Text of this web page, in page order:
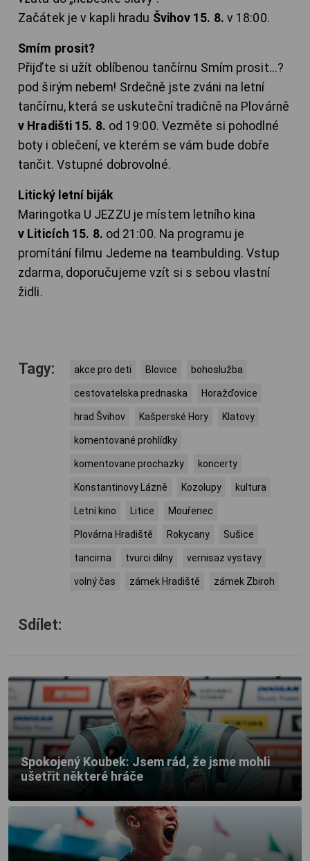
Začátek je v kapli hradu Švihov 15. 8. v 18:00.
Smím prosit?
Přijďte si užít oblíbenou tančírnu Smím prosit...?
pod širým nebem! Srdečně jste zváni na letní
tančírnu, která se uskuteční tradičně na Plovárně
v Hradišti 15. 8. od 19:00. Vezměte si pohodlné
boty i oblečení, ve kterém se vám bude dobře
tančit. Vstupné dobrovolné.
Litický letní biják
Maringotka U JEZZU je místem letního kina
v Liticích 15. 8. od 21:00. Na programu je
promítání filmu Jedeme na teambulding. Vstup
zdarma, doporučujeme vzít si s sebou vlastní
židli.
Tagy: akce pro deti Blovice bohoslužba
cestovatelska prednaska Horažďovice
hrad Švihov Kašperské Hory Klatovy
komentované prohlídky
komentovane prochazky koncerty
Konstantinovy Lázně Kozolupy kultura
Letní kino Litice Mouřenec
Plovárna Hradiště Rokycany Sušice
tancirna tvurci dilny vernisaz vystavy
volný čas zámek Hradiště zámek Zbiroh
Sdílet:
Spokojený Koubek: Jsem rád, že jsme mohli
ušetřit některé hráče